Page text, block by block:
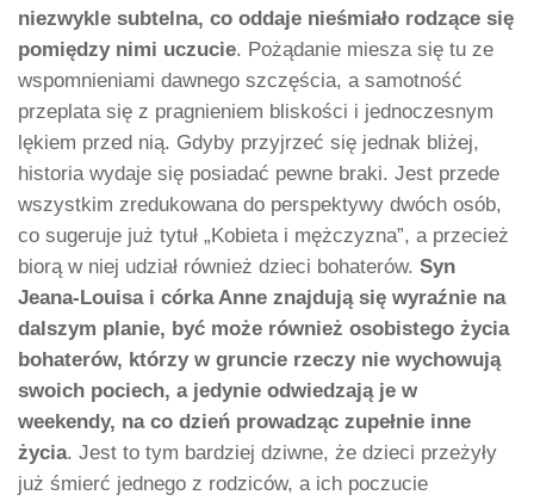
niezwykle subtelna, co oddaje nieśmiało rodzące się
pomiędzy nimi uczucie. Pożądanie miesza się tu ze
wspomnieniami dawnego szczęścia, a samotność
przeplata się z pragnieniem bliskości i jednoczesnym
lękiem przed nią. Gdyby przyjrzeć się jednak bliżej,
historia wydaje się posiadać pewne braki. Jest przede
wszystkim zredukowana do perspektywy dwóch osób,
co sugeruje już tytuł „Kobieta i mężczyzna”, a przecież
biorą w niej udział również dzieci bohaterów. Syn
Jeana-Louisa i córka Anne znajdują się wyraźnie na
dalszym planie, być może również osobistego życia
bohaterów, którzy w gruncie rzeczy nie wychowują
swoich pociech, a jedynie odwiedzają je w
weekendy, na co dzień prowadząc zupełnie inne
życia. Jest to tym bardziej dziwne, że dzieci przeżyły
już śmierć jednego z rodziców, a ich poczucie